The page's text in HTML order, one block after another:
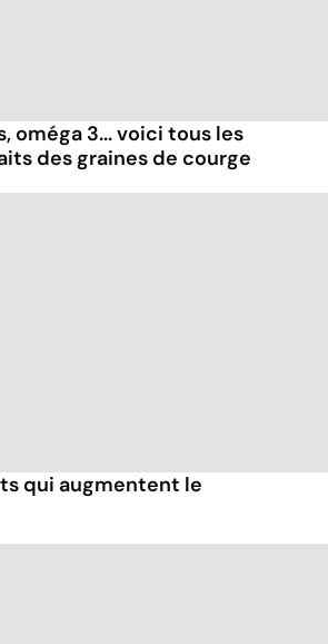
oméga 3... voici tous les
des graines de courge
qui augmentent le